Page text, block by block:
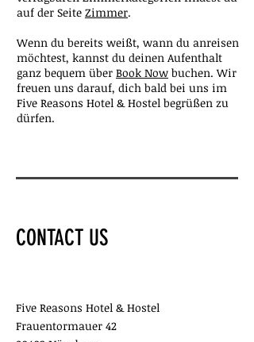
auf der Seite Zimmer.
Wenn du bereits weißt, wann du anreisen
möchtest, kannst du deinen Aufenthalt
ganz bequem über Book Now buchen. Wir
freuen uns darauf, dich bald bei uns im
Five Reasons Hotel & Hostel begrüßen zu
dürfen.
CONTACT US
Five Reasons Hotel & Hostel
Frauentormauer 42